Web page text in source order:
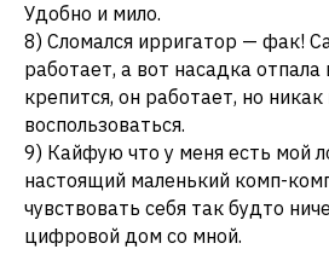
Удобно и мило.
8) Сломался ирригатор — фак!
работает, а вот насадка отпала
крепится, он работает, но
воспользоваться.
9) Кайфую что у меня есть мой
настоящий маленький комп-
чувствовать себя так будто
цифровой дом со мной.